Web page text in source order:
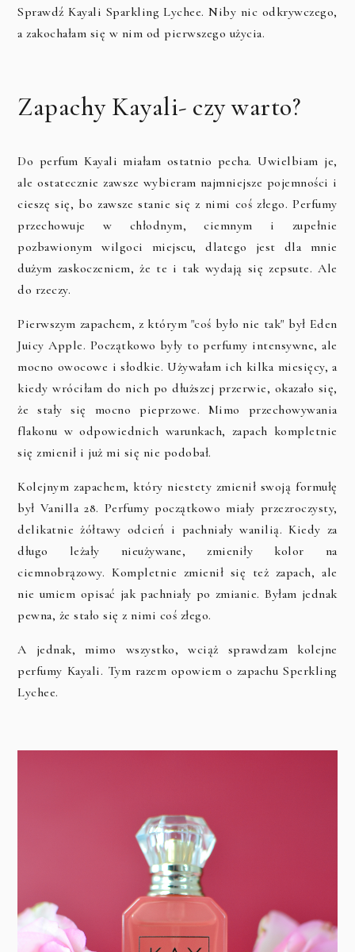
Sprawdź Kayali Sparkling Lychee. Niby nic odkrywczego,
a zakochałam się w nim od pierwszego użycia.
Zapachy Kayali- czy warto?
Do perfum Kayali miałam ostatnio pecha. Uwielbiam je,
ale ostatecznie zawsze wybieram najmniejsze pojemności i
cieszę się, bo zawsze stanie się z nimi coś złego. Perfumy
przechowuje w chłodnym, ciemnym i zupełnie
pozbawionym wilgoci miejscu, dlatego jest dla mnie
dużym zaskoczeniem, że te i tak wydają się zepsute. Ale
do rzeczy.
Pierwszym zapachem, z którym "coś było nie tak" był Eden
Juicy Apple. Początkowo były to perfumy intensywne, ale
mocno owocowe i słodkie. Używałam ich kilka miesięcy, a
kiedy wróciłam do nich po dłuższej przerwie, okazało się,
że stały się mocno pieprzowe. Mimo przechowywania
flakonu w odpowiednich warunkach, zapach kompletnie
się zmienił i już mi się nie podobał.
Kolejnym zapachem, który niestety zmienił swoją formułę
był Vanilla 28. Perfumy początkowo miały przezroczysty,
delikatnie żółtawy odcień i pachniały wanilią. Kiedy za
długo leżały nieużywane, zmieniły kolor na
ciemnobrązowy. Kompletnie zmienił się też zapach, ale
nie umiem opisać jak pachniały po zmianie. Byłam jednak
pewna, że stało się z nimi coś złego.
A jednak, mimo wszystko, wciąż sprawdzam kolejne
perfumy Kayali. Tym razem opowiem o zapachu Sperkling
Lychee.